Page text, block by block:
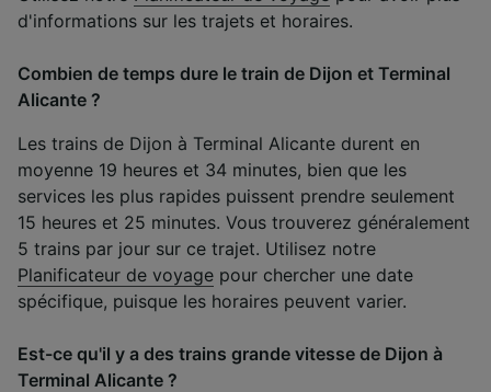
d'informations sur les trajets et horaires.
Combien de temps dure le train de Dijon et Terminal
Alicante ?
Les trains de Dijon à Terminal Alicante durent en
moyenne 19 heures et 34 minutes, bien que les
services les plus rapides puissent prendre seulement
15 heures et 25 minutes. Vous trouverez généralement
5 trains par jour sur ce trajet. Utilisez notre
Planificateur de voyage pour chercher une date
spécifique, puisque les horaires peuvent varier.
Est-ce qu'il y a des trains grande vitesse de Dijon à
Terminal Alicante ?